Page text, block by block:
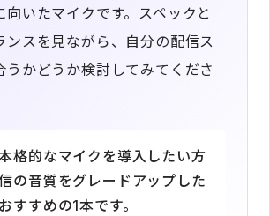
向いたマイクです。スペックと
ンスを見ながら、自分の配信ス
うかどうか検討してみてくださ
格的なマイクを導入したい方
の音質をグレードアップした
すすめの1本です。